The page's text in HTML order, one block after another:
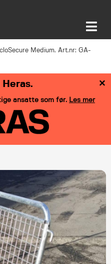
Medium. Art.nr: GA-
×
ansatte som før. Les mer